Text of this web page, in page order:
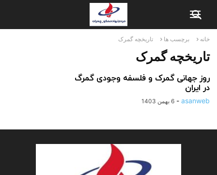
خانه برچسب ها تاریخچه گمرک
تاریخچه گمرک
روز جهانی گمرک و فلسفه وجودی گمرگ
در ایران
asanweb
- 6 بهمن 1403